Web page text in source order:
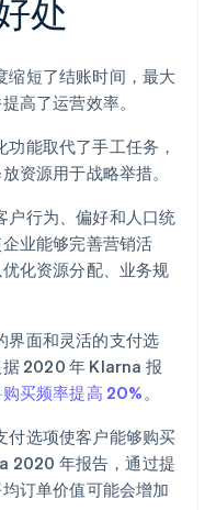
处
缩短了结账时间，最大
高了运营效率。
能取代了手工任务，
资源用于战略举措。
户行为、偏好和人口统
业能够完善营销活
化资源分配、业务规
界面和灵活的支付选
2020 年 Klarna 报
购买频率提高 20% 。
付选项使客户能够购买
2020 年报告，通过提
订单价值可能会增加